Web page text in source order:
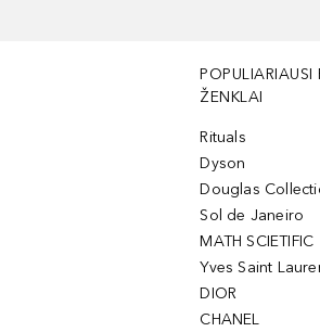
POPULIARIAUSI
ŽENKLAI
Rituals
Dyson
Douglas
Sol de Janeiro
MATH SCIETIFIC
Yves Saint
DIOR
CHANEL